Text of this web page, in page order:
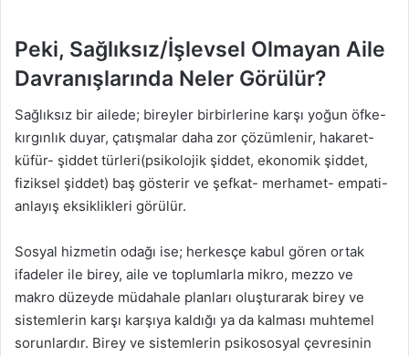
Peki, Sağlıksız/İşlevsel Olmayan Aile
Davranışlarında Neler Görülür?
Sağlıksız bir ailede; bireyler birbirlerine karşı yoğun öfke-
kırgınlık duyar, çatışmalar daha zor çözümlenir, hakaret-
küfür- şiddet türleri(psikolojik şiddet, ekonomik şiddet,
fiziksel şiddet) baş gösterir ve şefkat- merhamet- empati-
anlayış eksiklikleri görülür.
Sosyal hizmetin odağı ise; herkesçe kabul gören ortak
ifadeler ile birey, aile ve toplumlarla mikro, mezzo ve
makro düzeyde müdahale planları oluşturarak birey ve
sistemlerin karşı karşıya kaldığı ya da kalması muhtemel
sorunlardır. Birey ve sistemlerin psikososyal çevresinin